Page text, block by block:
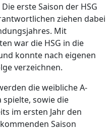
erste Saison der HSG
ziehen dabei
Mit
war die HSG in die
konnte nach eigenen
verzeichnen.
die weibliche A-
spielte, sowie die
im ersten Jahr den
Saison